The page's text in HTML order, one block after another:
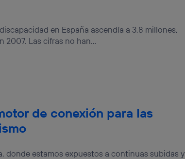
en España ascendía a 3,8 millones,
2007. Las cifras no han...
de conexión para las
donde estamos expuestos a continuas subidas y
los miembros del hogar que
ya que se basará
Utiq” en la parte